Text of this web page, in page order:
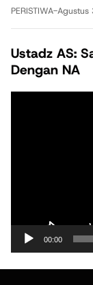
PERISTIWA-
Ustadz AS:
Dengan NA
00:00